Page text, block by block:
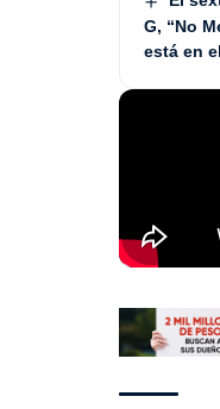
G, “No
está en